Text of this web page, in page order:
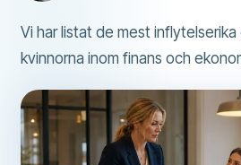
Vi har listat de mest
kvinnorna inom finans och